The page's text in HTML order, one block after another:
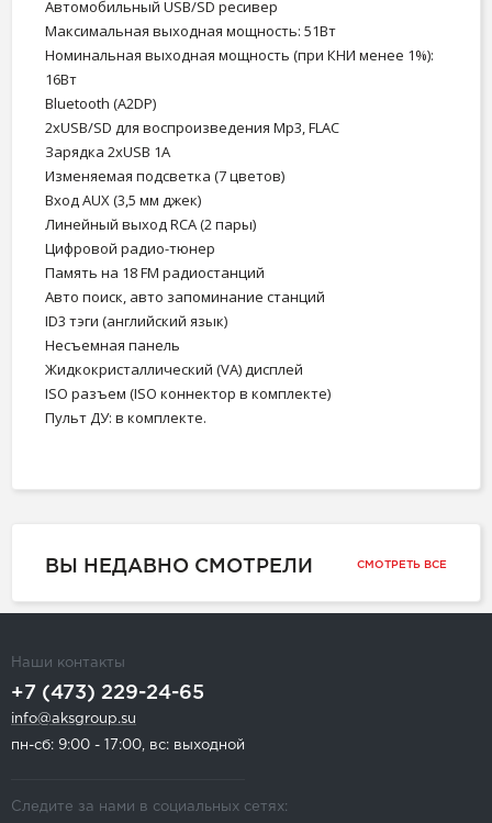
Автомобильный USB/SD ресивер
Максимальная выходная мощность: 51Вт
Номинальная выходная мощность (при КНИ менее 1%):
16Вт
Bluetooth (A2DP)
2хUSB/SD для воспроизведения Mp3,FLAC
Зарядка 2хUSB 1A
Изменяемая подсветка (7 цветов)
Вход AUX (3,5 мм джек)
Линейный выход RCA (2 пары)
Цифровой радио-тюнер
Память на 18 FM радиостанций
Авто поиск, авто запоминание станций
ID3 тэги (английский язык)
Несъемная панель
Жидкокристаллический (VA) дисплей
ISO разъем (ISO коннектор в комплекте)
Пульт ДУ: в комплекте.
ВЫ НЕДАВНО СМОТРЕЛИ СМОТРЕТЬ ВСЕ
Наши контакты
+7 (473) 229-24-65
info@aksgroup.su
пн-сб: 9:00 - 17:00, вс: выходной
Следите за нами в социальных сетях: